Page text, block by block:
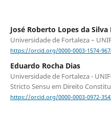
José Roberto Lopes da Silva
Universidade de Fortaleza –
https://orcid.org/0000-0003-1574-
Eduardo Rocha Dias
Universidade de Fortaleza -
Stricto Sensu em Direito
https://orcid.org/0000-0003-0972-